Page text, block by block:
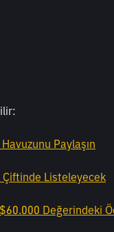
Paylaşın
Çiftinde Listeleyecek
Değerindeki